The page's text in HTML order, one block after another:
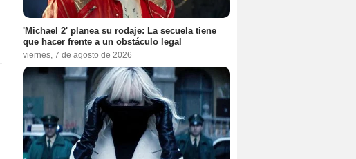
'Michael 2' planea su rodaje: La secuela tiene
que hacer frente a un obstáculo legal
viernes, 7 de agosto de 2026